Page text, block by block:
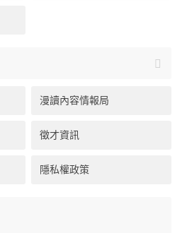
漫讀內容情報局
徵才資訊
隱私權政策